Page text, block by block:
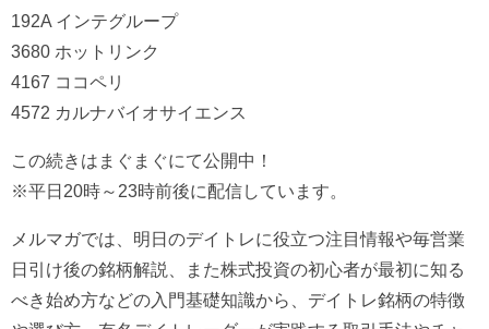
192A インテグループ
3680 ホットリンク
4167 ココペリ
4572 カルナバイオサイエンス
この続きはまぐまぐにて公開中！
※平日20時～23時前後に配信しています。
メルマガでは、明日のデイトレに役立つ注目情報や毎営業
日引け後の銘柄解説、また株式投資の初心者が最初に知る
べき始め方などの入門基礎知識から、デイトレ銘柄の特徴